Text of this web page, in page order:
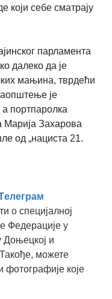
који себе сматрају
парламента
далеко да је
мањина, тврдећи
је
портпаролка
Марија Захарова
од „нациста 21.
о специјалној
Федерације у
Доњецкој и
можете
фотографије које